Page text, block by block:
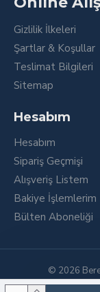
Gizlilik İlkeleri
Şartlar & Koşullar
Teslimat Bilgileri
Sitemap
Hesabım
Hesabım
Sipariş Geçmişi
Alışveriş Listem
Bakiye İşlemlerim
Bülten Aboneliği
© 2026